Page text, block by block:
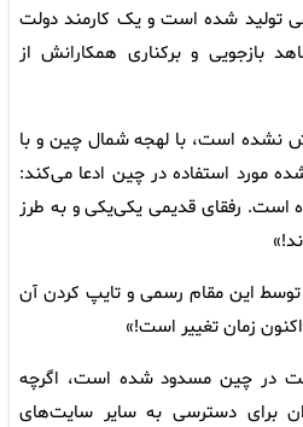
تولید شده است و یک کارمند دولت
بازجویی و برکناری همکارانش از
نشده است، با لهجه شمال چین و با
مورد استفاده در چین ادعا می‌کند:
است. رفقای قدیمی یکی‌یکی و به طرز
توسط این مقام رسمی و تایپ کردن آن
زمان تغییر است!»
در چین مسدود شده است، اگرچه
برای دسترسی به سایر سایت‌های